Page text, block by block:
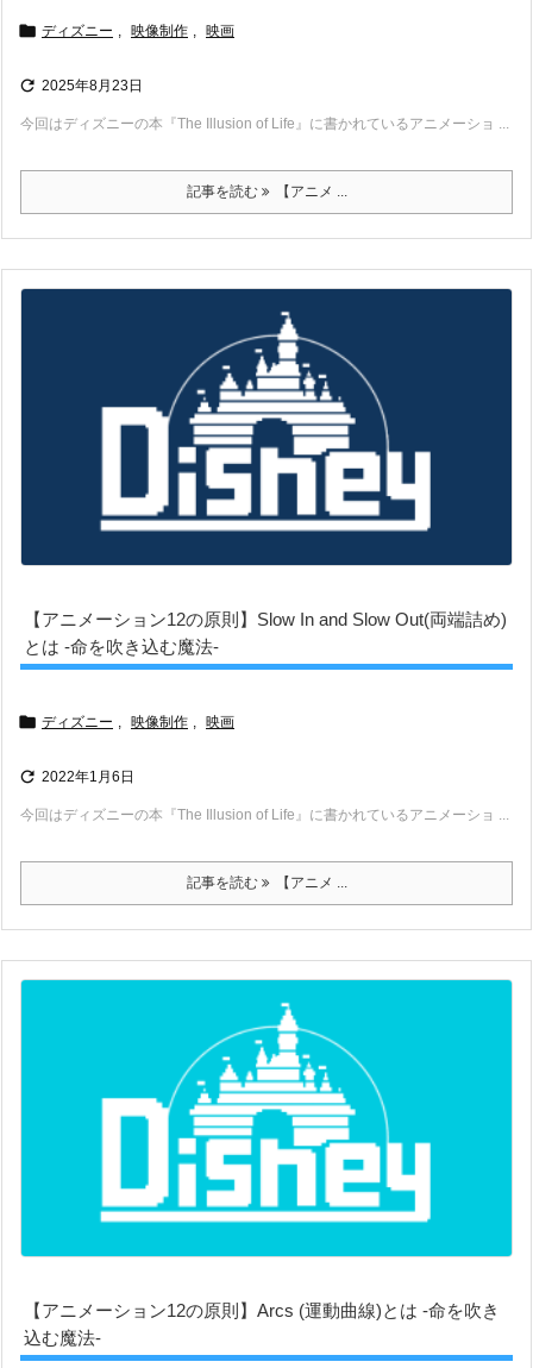
 ディズニー , 映像制作 , 映画
 2025年8月23日
今回はディズニーの本『The Illusion of Life』に書かれているアニメーショ ...
記事を読む 【アニメ ...
【アニメーション12の原則】Slow In and Slow Out(両端詰め)
とは -命を吹き込む魔法-
 ディズニー 映像制作 映画
 2022年1月6日
今回はディズニーの本『The Illusion of Life』に書かれているアニメーショ ...
記事を読む 【アニメ ...
【アニメーション12の原則】Arcs (運動曲線)とは -命を吹き
込む魔法-